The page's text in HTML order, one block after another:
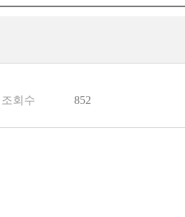
조회수 852